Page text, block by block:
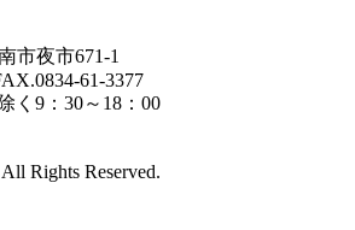
市夜市671-1
61-3377
9：30～18：00
Rights Reserved.